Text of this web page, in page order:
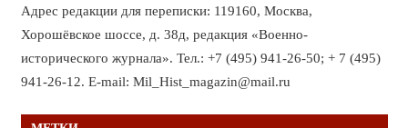
Адрес редакции для переписки: 119160, Москва,
Хорошёвское шоссе, д. 38д, редакция «Военно-
исторического журнала». Тел.: +7 (495) 941-26-50; + 7 (495)
941-26-12. E-mail: Mil_Hist_magazin@mail.ru